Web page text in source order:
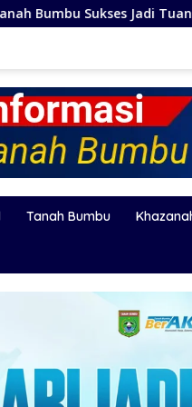
Rumah Temu Karya
Tanah Bumbu